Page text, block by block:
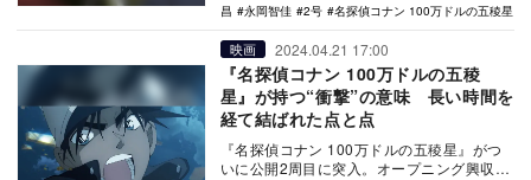
昌
永岡智佳 2号 名探偵コナン 100万ドルの五稜星
映画 2024.04.21 17:00
『名探偵コナン 100万ドルの五稜
星』が持つ“衝撃”の意味 長い時間を
経て結ばれた点と点
『名探偵コナン 100万ドルの五稜星』がつ
いに公開2周目に突入。オープニング興収が